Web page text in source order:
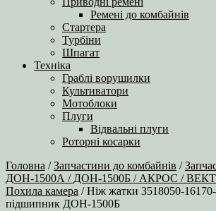
Ремені до комбайнів
Стартера
Турбіни
Шпагат
Техніка
Граблі ворушилки
Культиватори
Мотоблоки
Плуги
Відвальні плуги
Роторні косарки
Головна /Запчастини до комбайнів /
ДОН-1500А / ДОН-1500Б / АКРОС /
Похила камера / Ніж жатки 3518050-
підшипник ДОН-1500Б